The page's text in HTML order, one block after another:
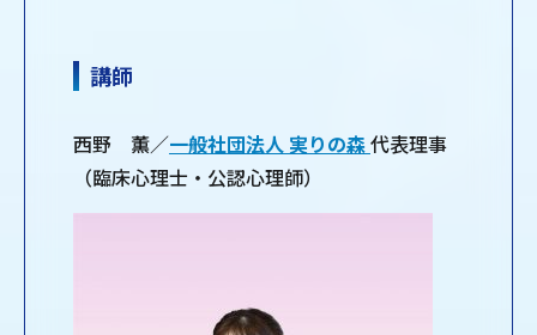
講師
西野 薫／一般社団法人 実りの森代表理事
（臨床心理士・公認心理師）